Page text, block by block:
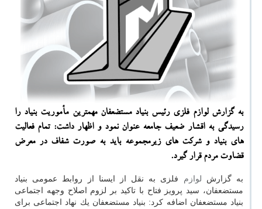
به گزارش لوازم فلزی رئیس بنیاد مستضعفان مهمترین مأموریت بنیاد را
رسیدگی به اقشار ضعیف جامعه عنوان نمود و اظهار داشت: تمام فعالیت
های بنیاد و شركت های زیرمجموعه باید به صورت شفاف در معرض
قضاوت مردم قرار گیرد.
به گزارش لوازم فلزی به نقل از ایسنا از روابط عمومی بنیاد
مستضعفان، سید پرویز فتاح با تاكید بر لزوم اصلاح وجهه اجتماعی
بنیاد مستضعفان اضافه كرد: بنیاد مستضعفان یك نهاد اجتماعی برای